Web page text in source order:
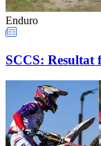
Enduro
SCCS: Resultat